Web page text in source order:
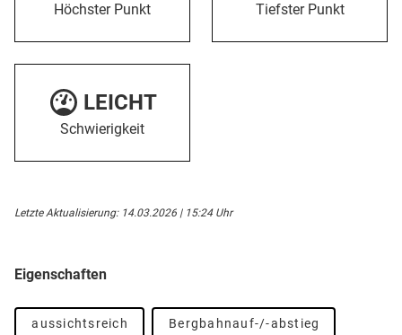
Höchster Punkt
Tiefster Punkt
LEICHT
Schwierigkeit
Letzte Aktualisierung: 14.03.2026 | 15:24 Uhr
Eigenschaften
aussichtsreich Bergbahnauf-/-abstieg